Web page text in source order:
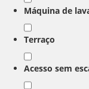
Máquina de
Terraço
Acesso sem